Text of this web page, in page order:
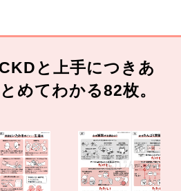
と上手につきあ
めてわかる82枚。